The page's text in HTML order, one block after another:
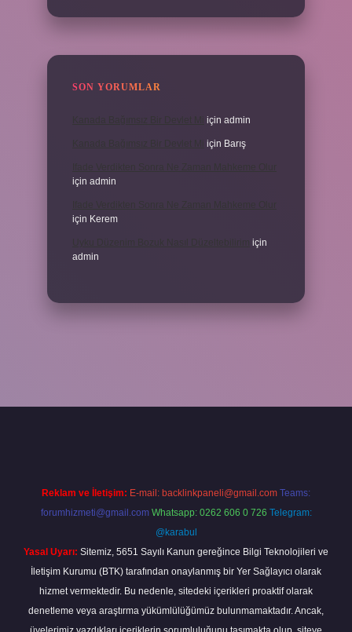
SON YORUMLAR
için admin
için Barış
için admin
için Kerem
için
admin
Reklam ve İletişim: E-mail: backlinkpaneli@gmail.com Teams:
forumhizmeti@gmail.com Whatsapp: 0262 606 0 726 Telegram:
@karabul
Yasal Uyarı: Sitemiz, 5651 Sayılı Kanun gereğince Bilgi Teknolojileri ve
İletişim Kurumu (BTK) tarafından onaylanmış bir Yer Sağlayıcı olarak
hizmet vermektedir. Bu nedenle, sitedeki içerikleri proaktif olarak
denetleme veya araştırma yükümlülüğümüz bulunmamaktadır. Ancak,